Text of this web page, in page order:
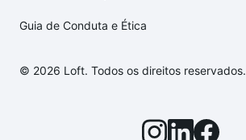
Guia de Conduta e Ética
© 2026 Loft. Todos os direitos reservados.